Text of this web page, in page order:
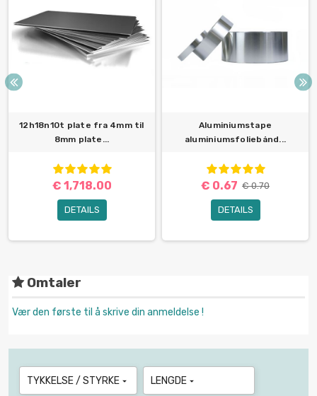
12h18n10t plate fra 4mm til
8mm plate...
€ 1,718.00
DETAILS
Aluminiumstape
aluminiumsfoliebånd...
€ 0.67 € 0.70
DETAILS
Omtaler
Vær den første til å skrive din anmeldelse !
TYKKELSE / STYRKE  LENGDE 